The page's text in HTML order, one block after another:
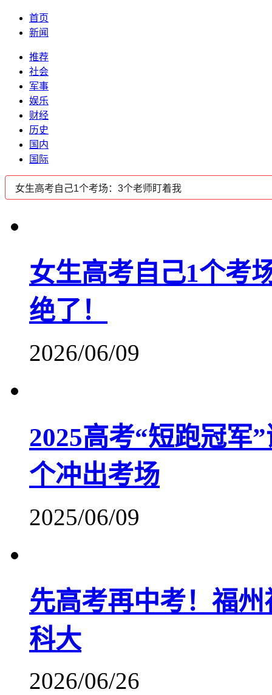
首页
新闻
推荐
社会
军事
娱乐
财经
历史
国内
国际
女生高考自己1个考
绝了！
2026/06/09
2025高考“短跑冠军
个冲出考场
2025/06/09
先高考再中考！福
科大
2026/06/26